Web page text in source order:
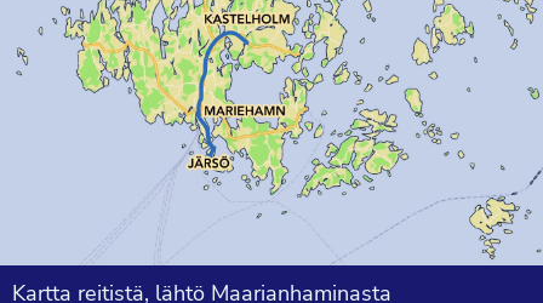
Kartta reitistä, lähtö Maarianhaminasta